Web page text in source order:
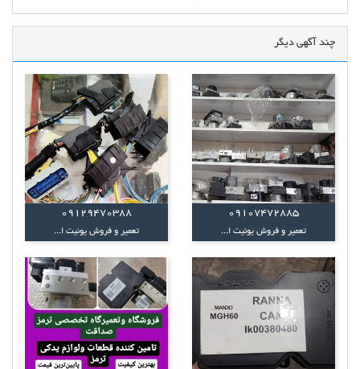
چند آگهی دیگر
09107472885
تعمیر و فروش یونیت ا...
09129470388
تعمیر و فروش یونیت ا...